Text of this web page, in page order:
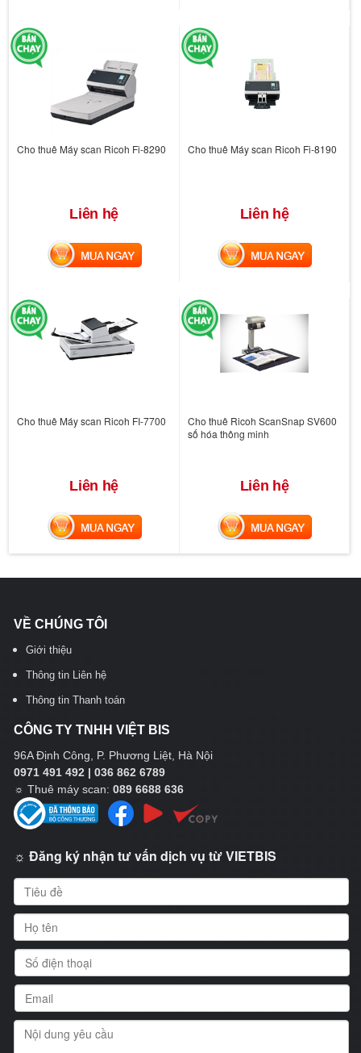
Cho thuê Máy scan Ricoh Fi-8290
Liên hệ
MUA NGAY
Cho thuê Máy scan Ricoh Fi-8190
Liên hệ
MUA NGAY
Cho thuê Máy scan Ricoh FI-7700
Liên hệ
MUA NGAY
Cho thuê Ricoh ScanSnap SV600
số hóa thông minh
Liên hệ
MUA NGAY
VỀ CHÚNG TÔI
Giới thiệu
Thông tin Liên hệ
Thông tin Thanh toán
CÔNG TY TNHH VIỆT BIS
96A Định Công, P. Phương Liệt, Hà Nội
0971 491 492 | 036 862 6789
☼ Thuê máy scan: 089 6688 636
☼ Đăng ký nhận tư vấn dịch vụ từ VIETBIS